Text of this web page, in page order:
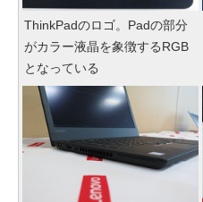
ThinkPadのロゴ。Padの部分
がカラー液晶を象徴するRGB
となっている